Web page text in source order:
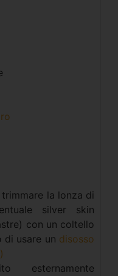
la lonza di
silver skin
con un coltello
di usare un disosso
esternamente